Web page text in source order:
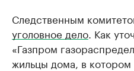
Следственным
уголовное дело . Как
«Газпром
жильцы дома, в